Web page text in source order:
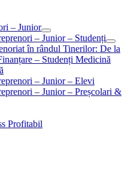
– Junior
– Junior – Studenți
în rândul Tinerilor: De la
– Studenți Medicină
– Junior – Elevi
– Junior – Preșcolari &
Profitabil